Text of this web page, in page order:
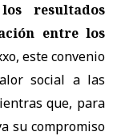
resultados
entre los
este convenio
social a las
que, para
su compromiso